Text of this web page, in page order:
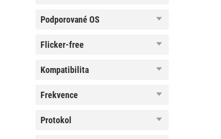
podporované
podporované OS
flicker-
flicker-free
kompatibilita
kompatibilita
frekvence
frekvence
protokol
protokol